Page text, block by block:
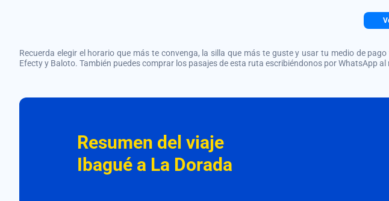
Recuerda elegir el horario que más te convenga, la silla que más te guste y usar tu medio de
Efecty y Baloto. También puedes comprar los pasajes de esta ruta escribiéndonos por WhatsApp al
Resumen del viaje
Ibagué a La Dorada